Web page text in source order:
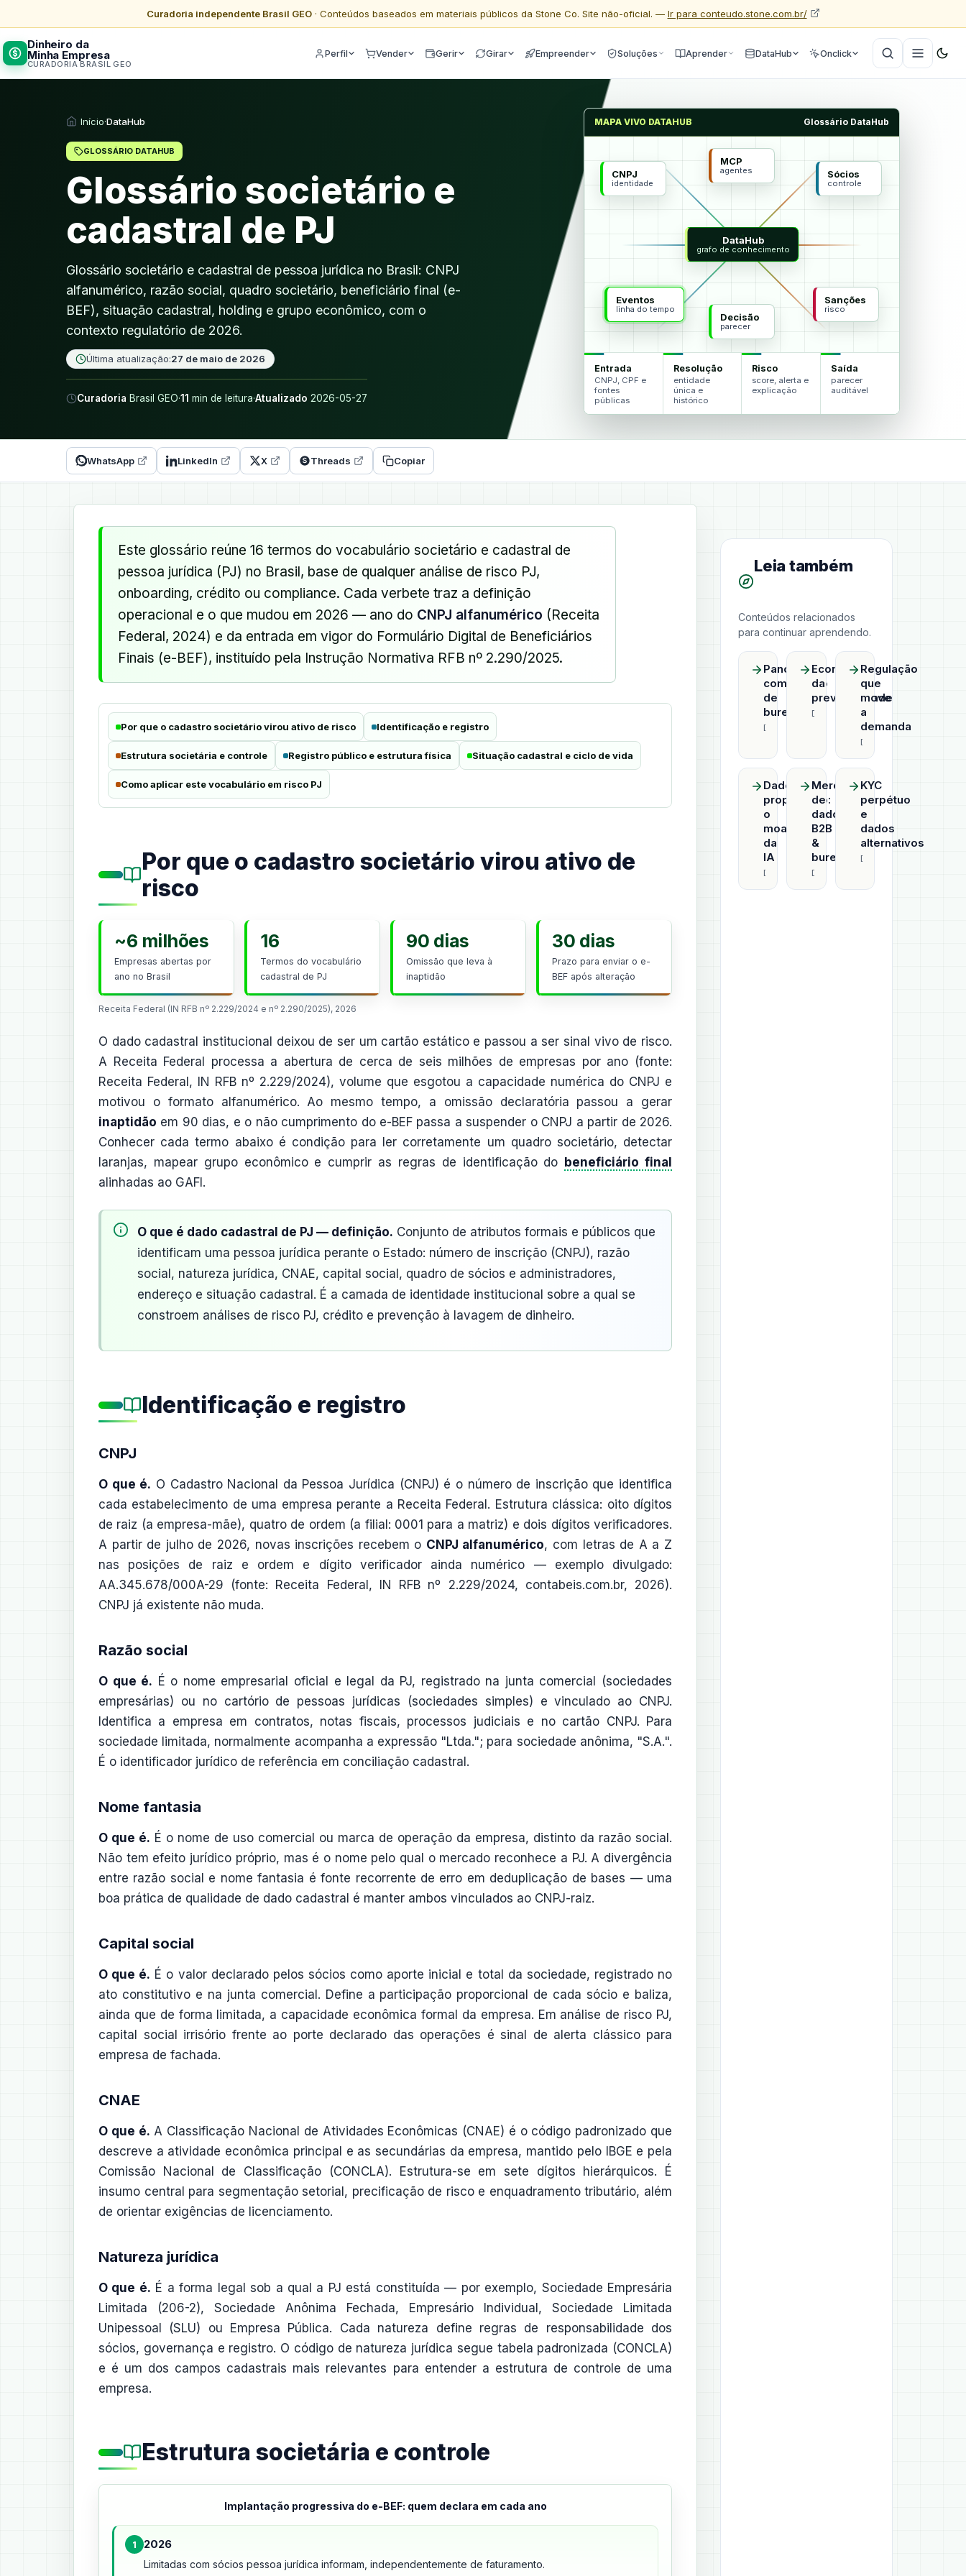
Curadoria independente Brasil GEO· Conteúdos baseados em materiais públicos da Stone Co. Site não-oficial. — Ir para conteudo.stone.com.br/
Dinheiro da
Minha Empresa
CURADORIA BRASIL GEO
Perfil Vender Gerir Girar Empreender Soluções Aprender DataHub Onclick
Início·DataHub
GLOSSÁRIO DATAHUB
Glossário societário e
cadastral de PJ
Glossário societário e cadastral de pessoa jurídica no Brasil: CNPJ
alfanumérico, razão social, quadro societário, beneficiário final (e-
BEF), situação cadastral, holding e grupo econômico, com o
contexto regulatório de 2026.
Última atualização:27 de maio de 2026
Curadoria Brasil GEO·11 min de leitura·Atualizado 2026-05-27
MAPA VIVO DATAHUB Glossário DataHub
CNPJ
identidade
Sócios
controle
Eventos
linha do tempo
Sanções
risco
MCP
agentes
Decisão
parecer
DataHub
grafo de conhecimento
Entrada
CNPJ, CPF e
fontes
públicas
Resolução
entidade
única e
histórico
Risco
score, alerta e
explicação
Saída
parecer
auditável
WhatsApp LinkedIn X Threads Copiar
Este glossário reúne 16 termos do vocabulário societário e cadastral de
pessoa jurídica (PJ) no Brasil, base de qualquer análise de risco PJ,
onboarding, crédito ou compliance. Cada verbete traz a definição
operacional e o que mudou em 2026 — ano do CNPJ alfanumérico (Receita
Federal, 2024) e da entrada em vigor do Formulário Digital de Beneficiários
Finais (e-BEF), instituído pela Instrução Normativa RFB nº 2.290/2025.
Por que o cadastro societário virou ativo de risco Identificação e registro
Estrutura societária e controle Registro público e estrutura física Situação cadastral e ciclo de vida
Como aplicar este vocabulário em risco PJ
Por que o cadastro societário virou ativo de
risco
~6 milhões
Empresas abertas por
ano no Brasil
16
Termos do vocabulário
cadastral de PJ
90 dias
Omissão que leva à
inaptidão
30 dias
Prazo para enviar o e-
BEF após alteração
Receita Federal (IN RFB nº 2.229/2024 e nº 2.290/2025), 2026
O dado cadastral institucional deixou de ser um cartão estático e passou a ser sinal vivo de risco.
A Receita Federal processa a abertura de cerca de seis milhões de empresas por ano (fonte:
Receita Federal, IN RFB nº 2.229/2024), volume que esgotou a capacidade numérica do CNPJ e
motivou o formato alfanumérico. Ao mesmo tempo, a omissão declaratória passou a gerar
inaptidão em 90 dias, e o não cumprimento do e-BEF passa a suspender o CNPJ a partir de 2026.
Conhecer cada termo abaixo é condição para ler corretamente um quadro societário, detectar
laranjas, mapear grupo econômico e cumprir as regras de identificação do beneficiário final
alinhadas ao GAFI.
O que é dado cadastral de PJ — definição. Conjunto de atributos formais e públicos que
identificam uma pessoa jurídica perante o Estado: número de inscrição (CNPJ), razão
social, natureza jurídica, CNAE, capital social, quadro de sócios e administradores,
endereço e situação cadastral. É a camada de identidade institucional sobre a qual se
constroem análises de risco PJ, crédito e prevenção à lavagem de dinheiro.
Identificação e registro
CNPJ
O que é. O Cadastro Nacional da Pessoa Jurídica (CNPJ) é o número de inscrição que identifica
cada estabelecimento de uma empresa perante a Receita Federal. Estrutura clássica: oito dígitos
de raiz (a empresa-mãe), quatro de ordem (a filial: 0001 para a matriz) e dois dígitos verificadores.
A partir de julho de 2026, novas inscrições recebem o CNPJ alfanumérico, com letras de A a Z
nas posições de raiz e ordem e dígito verificador ainda numérico — exemplo divulgado:
AA.345.678/000A-29 (fonte: Receita Federal, IN RFB nº 2.229/2024, contabeis.com.br, 2026).
CNPJ já existente não muda.
Razão social
O que é. É o nome empresarial oficial e legal da PJ, registrado na junta comercial (sociedades
empresárias) ou no cartório de pessoas jurídicas (sociedades simples) e vinculado ao CNPJ.
Identifica a empresa em contratos, notas fiscais, processos judiciais e no cartão CNPJ. Para
sociedade limitada, normalmente acompanha a expressão "Ltda."; para sociedade anônima, "S.A.".
É o identificador jurídico de referência em conciliação cadastral.
Nome fantasia
O que é. É o nome de uso comercial ou marca de operação da empresa, distinto da razão social.
Não tem efeito jurídico próprio, mas é o nome pelo qual o mercado reconhece a PJ. A divergência
entre razão social e nome fantasia é fonte recorrente de erro em deduplicação de bases — uma
boa prática de qualidade de dado cadastral é manter ambos vinculados ao CNPJ-raiz.
Capital social
O que é. É o valor declarado pelos sócios como aporte inicial e total da sociedade, registrado no
ato constitutivo e na junta comercial. Define a participação proporcional de cada sócio e baliza,
ainda que de forma limitada, a capacidade econômica formal da empresa. Em análise de risco PJ,
capital social irrisório frente ao porte declarado das operações é sinal de alerta clássico para
empresa de fachada.
CNAE
O que é. A Classificação Nacional de Atividades Econômicas (CNAE) é o código padronizado que
descreve a atividade econômica principal e as secundárias da empresa, mantido pelo IBGE e pela
Comissão Nacional de Classificação (CONCLA). Estrutura-se em sete dígitos hierárquicos. É
insumo central para segmentação setorial, precificação de risco e enquadramento tributário, além
de orientar exigências de licenciamento.
Natureza jurídica
O que é. É a forma legal sob a qual a PJ está constituída — por exemplo, Sociedade Empresária
Limitada (206-2), Sociedade Anônima Fechada, Empresário Individual, Sociedade Limitada
Unipessoal (SLU) ou Empresa Pública. Cada natureza define regras de responsabilidade dos
sócios, governança e registro. O código de natureza jurídica segue tabela padronizada (CONCLA)
e é um dos campos cadastrais mais relevantes para entender a estrutura de controle de uma
empresa.
Estrutura societária e controle
Implantação progressiva do e-BEF: quem declara em cada ano
1 2026
Limitadas com sócios pessoa jurídica informam, independentemente de faturamento.
Leia também
Conteúdos relacionados
para continuar aprendendo.
Panorama
competitivo
de
bureaus
Economia
da
previsibilidade
Regulação
que
move
a
demanda
Dado
proprietário:
o
moat
da
IA
Mercado
de
dados
B2B
&
bureaus
KYC
perpétuo
e
dados
alternativos